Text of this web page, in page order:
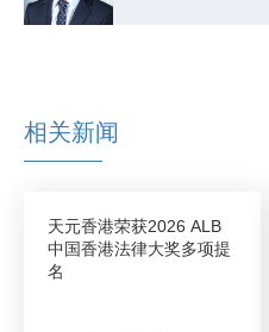
相关新闻
天元香港荣获2026 ALB
中国香港法律大奖多项提
名